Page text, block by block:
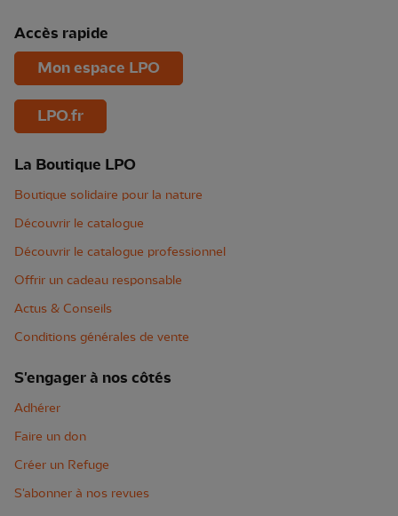
Accès rapide
Mon espace LPO
LPO.fr
La Boutique LPO
Boutique solidaire pour la nature
Découvrir le catalogue
Découvrir le catalogue professionnel
Offrir un cadeau responsable
Actus & Conseils
Conditions générales de vente
S'engager à nos côtés
Adhérer
Faire un don
Créer un Refuge
S'abonner à nos revues